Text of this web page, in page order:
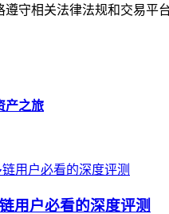
守相关法律法规和交易
产之旅
用户必看的深度评测